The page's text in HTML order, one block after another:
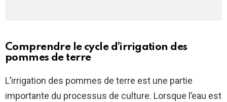
Comprendre le cycle d’irrigation des
pommes de terre
L’irrigation des pommes de terre est une partie
importante du processus de culture. Lorsque l’eau est